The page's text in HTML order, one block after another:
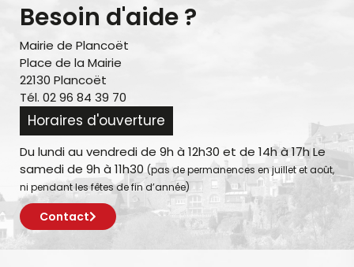
Besoin d'aide ?
Mairie de Plancoët
Place de la Mairie
22130 Plancoët
Tél. 02 96 84 39 70
Horaires d'ouverture
Du lundi au vendredi de 9h à 12h30 et de 14h à 17h Le
samedi de 9h à 11h30 (pas de permanences en juillet et août,
ni pendant les fêtes de fin d’année)
Contact